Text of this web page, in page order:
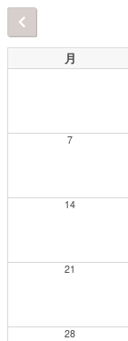
月
7
14
21
28